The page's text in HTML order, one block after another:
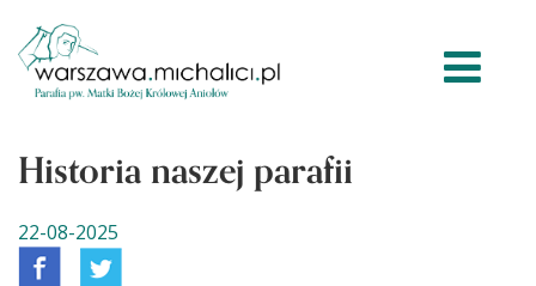
Historia naszej parafii
22-08-2025